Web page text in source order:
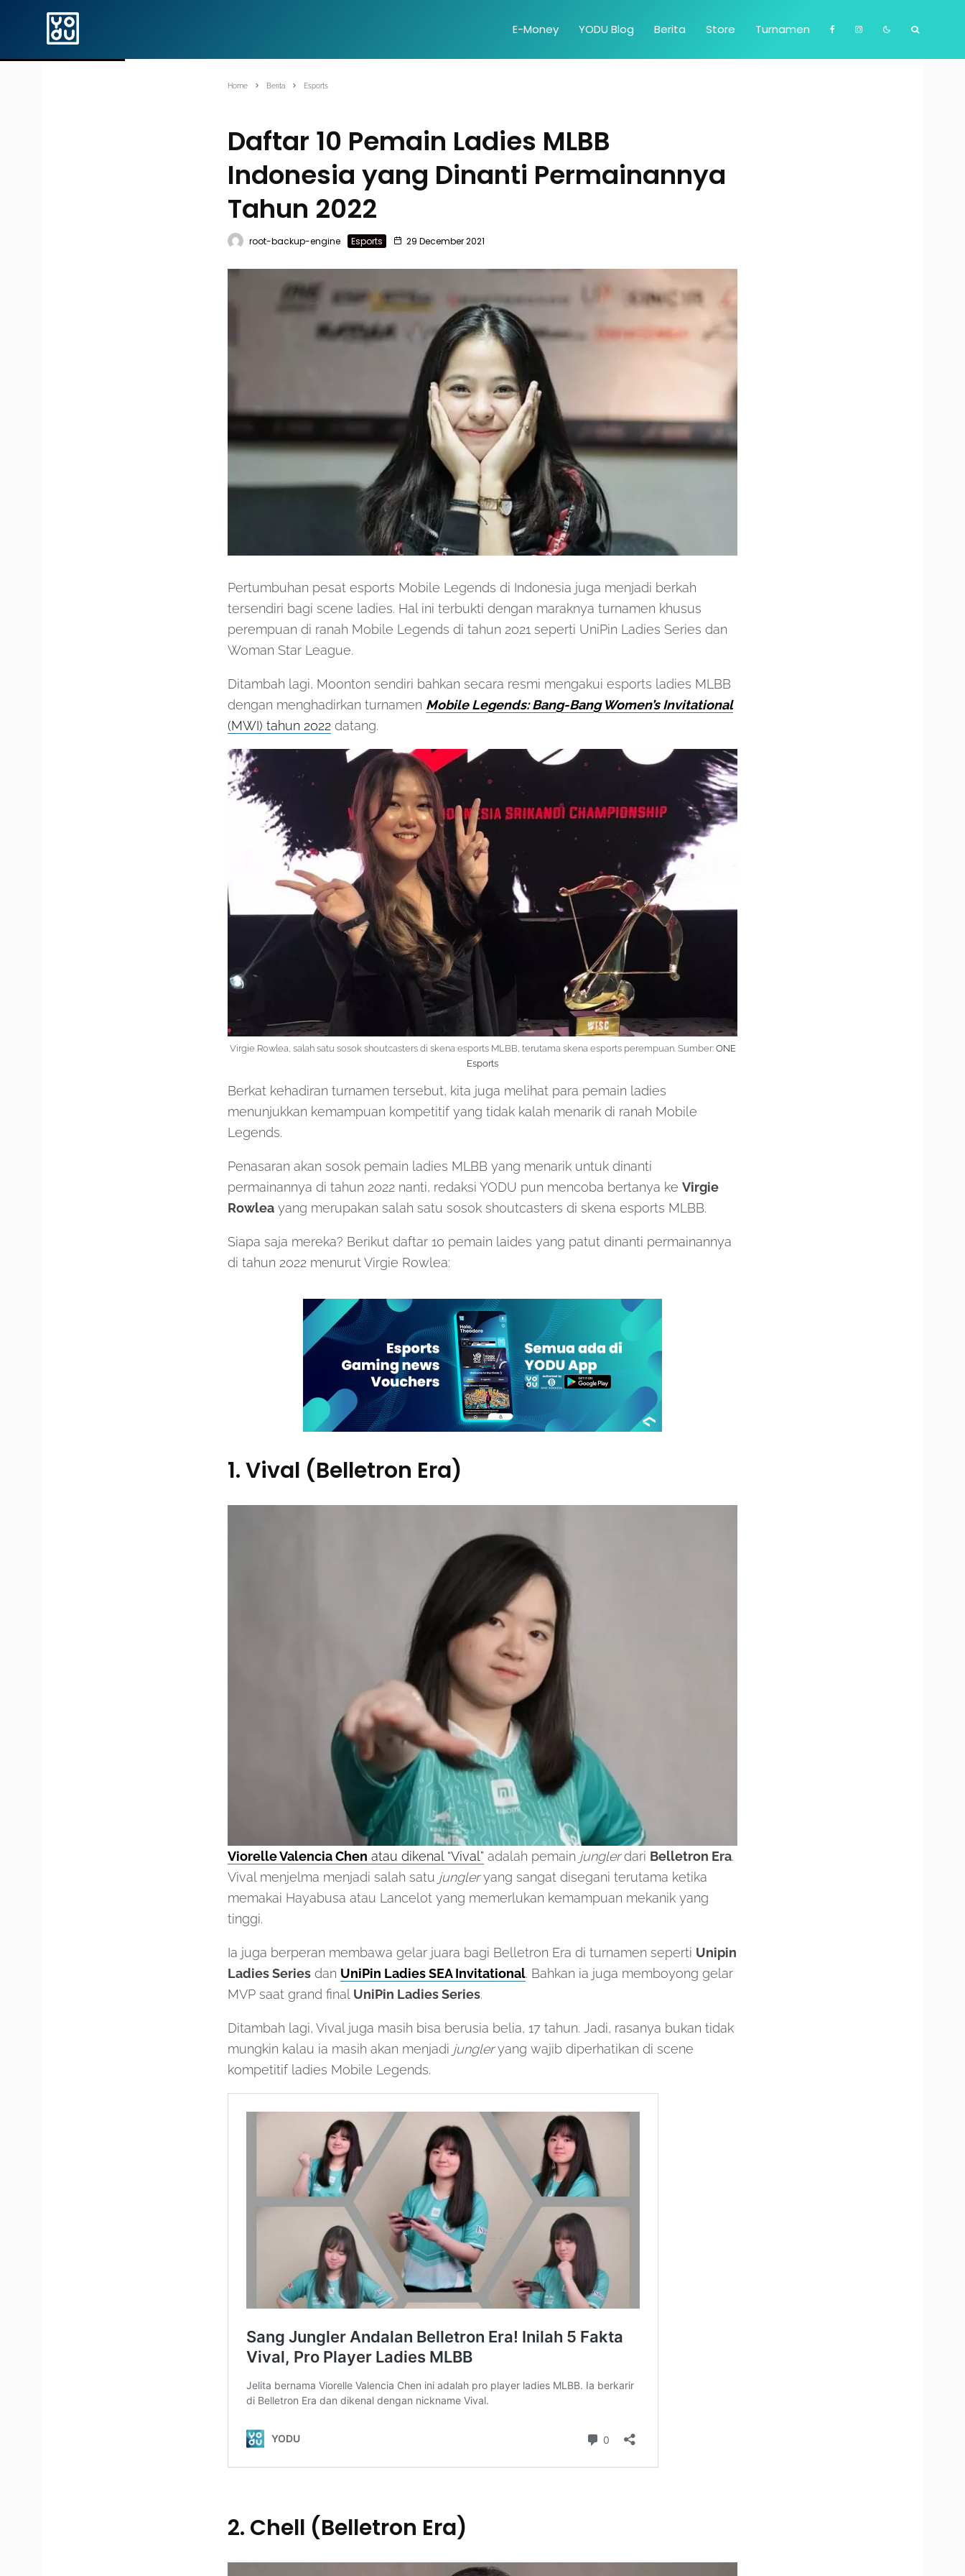
E-Money YODU Blog Berita Store Turnamen
Home Berita Esports
Daftar 10 Pemain Ladies MLBB
Indonesia yang Dinanti Permainannya
Tahun 2022
root-backup-engine Esports 29 December 2021
Pertumbuhan pesat esports Mobile Legends di Indonesia juga menjadi berkah
tersendiri bagi scene ladies. Hal ini terbukti dengan maraknya turnamen khusus
perempuan di ranah Mobile Legends di tahun 2021 seperti UniPin Ladies Series dan
Woman Star League.
Ditambah lagi, Moonton sendiri bahkan secara resmi mengakui esports ladies MLBB
dengan menghadirkan turnamen Mobile Legends: Bang-Bang Women’s Invitational
(MWI) tahun 2022 datang.
Virgie Rowlea, salah satu sosok shoutcasters di skena esports MLBB, terutama skena esports perempuan. Sumber: ONE
Esports
Berkat kehadiran turnamen tersebut, kita juga melihat para pemain ladies
menunjukkan kemampuan kompetitif yang tidak kalah menarik di ranah Mobile
Legends.
Penasaran akan sosok pemain ladies MLBB yang menarik untuk dinanti
permainannya di tahun 2022 nanti, redaksi YODU pun mencoba bertanya ke Virgie
Rowlea yang merupakan salah satu sosok shoutcasters di skena esports MLBB.
Siapa saja mereka? Berikut daftar 10 pemain laides yang patut dinanti permainannya
di tahun 2022 menurut Virgie Rowlea:
1. Vival (Belletron Era)
Viorelle Valencia Chen atau dikenal “Vival” adalah pemain junglerdari Belletron Era.
Vival menjelma menjadi salah satu jungleryang sangat disegani terutama ketika
memakai Hayabusa atau Lancelot yang memerlukan kemampuan mekanik yang
tinggi.
Ia juga berperan membawa gelar juara bagi Belletron Era di turnamen seperti Unipin
Ladies Series dan UniPin Ladies SEA Invitational. Bahkan ia juga memboyong gelar
MVP saat grand final UniPin Ladies Series.
Ditambah lagi, Vival juga masih bisa berusia belia, 17 tahun. Jadi, rasanya bukan tidak
mungkin kalau ia masih akan menjadi jungleryang wajib diperhatikan di scene
kompetitif ladies Mobile Legends.
2. Chell (Belletron Era)